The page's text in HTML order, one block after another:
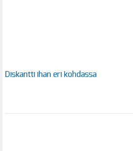
Diskantti ihan eri kohdassa